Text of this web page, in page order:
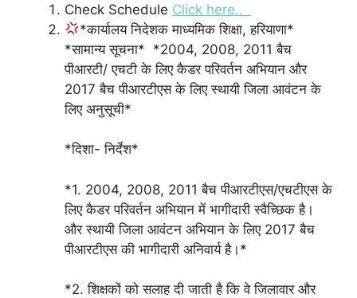
Check Schedule Click here..
*कार्यालय निदेशक माध्यमिक शिक्षा, हरियाणा*
*सामान्य सूचना* *2004, 2008, 2011 बैच
पीआरटी/ एचटी के लिए कैडर परिवर्तन अभियान और
2017 बैच पीआरटीएस के लिए स्थायी जिला आवंटन के
लिए अनुसूची*
*दिशा- निर्देश*
*1. 2004, 2008, 2011 बैच पीआरटीएस/एचटीएस के
लिए कैडर परिवर्तन अभियान में भागीदारी स्वैच्छिक है।
और स्थायी जिला आवंटन अभियान के लिए 2017 बैच
पीआरटीएस की भागीदारी अनिवार्य है।*
*2. शिक्षकों को सलाह दी जाती है कि वे जिलावार और